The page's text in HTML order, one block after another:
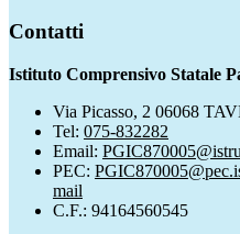
Contatti
Istituto Comprensivo Statale
Via Picasso, 2 06068
Tel: 075-832282
Email:
PEC:
mail
C.F.: 94164560545